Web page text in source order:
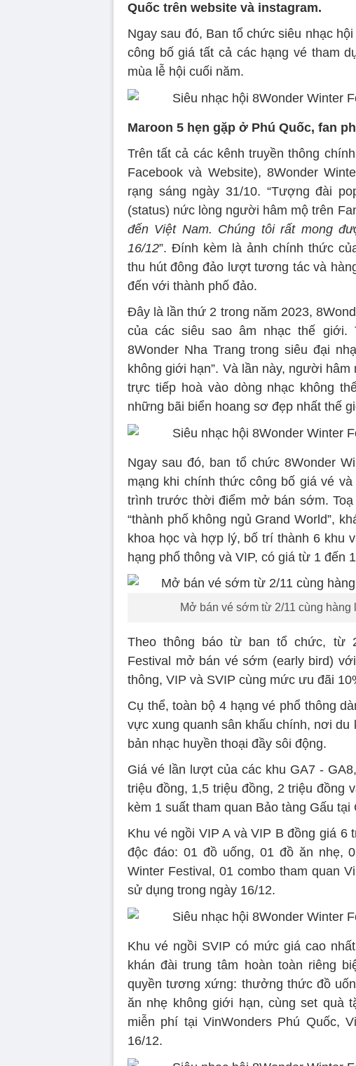
Quốc trên website và instagram.
Ngay sau đó, Ban tổ chức siêu nhạc
công bố giá tất cả các hạng vé tham
mùa lễ hội cuối năm.
Maroon 5 hẹn gặp ở Phú Quốc, fan
Trên tất cả các kênh truyền thông
Facebook và Website), 8Wonder
rạng sáng ngày 31/10. “Tượng đài
(status) nức lòng người hâm mộ trên
đến Việt Nam. Chúng tôi rất mong
16/12”. Đính kèm là ảnh chính thức
thu hút đông đảo lượt tương tác và
đến với thành phố đảo.
Đây là lần thứ 2 trong năm 2023,
của các siêu sao âm nhạc thế giới.
8Wonder Nha Trang trong siêu đại
không giới hạn”. Và lần này, người
trực tiếp hoà vào dòng nhạc không
những bãi biển hoang sơ đẹp nhất thế
Ngay sau đó, ban tổ chức 8Wonder
mạng khi chính thức công bố giá vé
trình trước thời điểm mở bán sớm.
“thành phố không ngủ Grand World”,
khoa học và hợp lý, bố trí thành 6 khu
hạng phổ thông và VIP, có giá từ 1 đến
Mở bán vé sớm từ 2/11 cùng
Theo thông báo từ ban tổ chức, từ
Festival mở bán vé sớm (early bird)
thông, VIP và SVIP cùng mức ưu đãi
Cụ thể, toàn bộ 4 hạng vé phổ thông
vực xung quanh sân khấu chính, nơi du
bản nhạc huyền thoại đầy sôi động.
Giá vé lần lượt của các khu GA7 -
triệu đồng, 1,5 triệu đồng, 2 triệu đồng
kèm 1 suất tham quan Bảo tàng Gấu tại
Khu vé ngồi VIP A và VIP B đồng giá 6
độc đáo: 01 đồ uống, 01 đồ ăn nhẹ,
Winter Festival, 01 combo tham quan
sử dụng trong ngày 16/12.
Khu vé ngồi SVIP có mức giá cao
khán đài trung tâm hoàn toàn riêng
quyền tương xứng: thưởng thức đồ
ăn nhẹ không giới hạn, cùng set quà
miễn phí tại VinWonders Phú Quốc,
16/12.